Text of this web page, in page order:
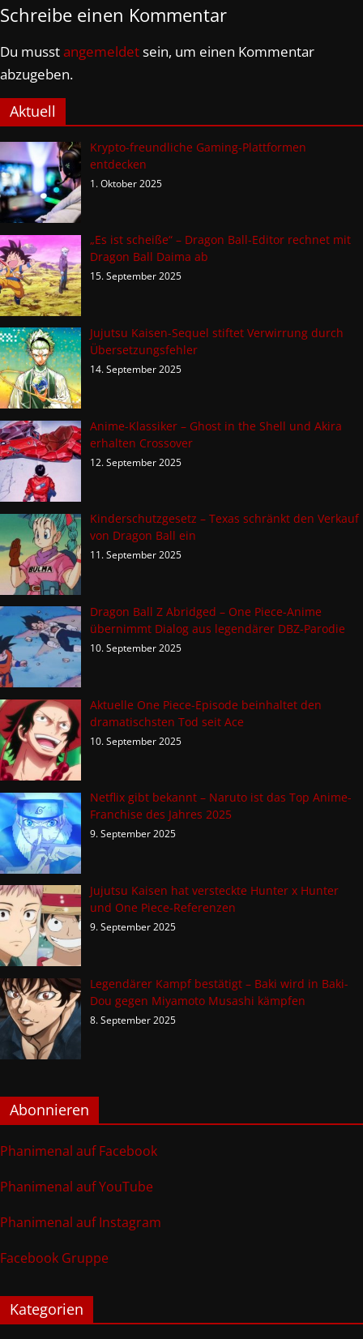
Schreibe einen Kommentar
Du musstangemeldetsein, um einen Kommentar
abzugeben.
Aktuell
Krypto-freundliche Gaming-Plattformen
entdecken
1. Oktober 2025
„Es ist scheiße“ – Dragon Ball-Editor rechnet mit
Dragon Ball Daima ab
15. September 2025
Jujutsu Kaisen-Sequel stiftet Verwirrung durch
Übersetzungsfehler
14. September 2025
Anime-Klassiker – Ghost in the Shell und Akira
erhalten Crossover
12. September 2025
Kinderschutzgesetz – Texas schränkt den Verkauf
von Dragon Ball ein
11. September 2025
Dragon Ball Z Abridged – One Piece-Anime
übernimmt Dialog aus legendärer DBZ-Parodie
10. September 2025
Aktuelle One Piece-Episode beinhaltet den
dramatischsten Tod seit Ace
10. September 2025
Netflix gibt bekannt – Naruto ist das Top Anime-
Franchise des Jahres 2025
9. September 2025
Jujutsu Kaisen hat versteckte Hunter x Hunter
und One Piece-Referenzen
9. September 2025
Legendärer Kampf bestätigt – Baki wird in Baki-
Dou gegen Miyamoto Musashi kämpfen
8. September 2025
Abonnieren
Phanimenal auf Facebook
Phanimenal auf YouTube
Phanimenal auf Instagram
Facebook Gruppe
Kategorien